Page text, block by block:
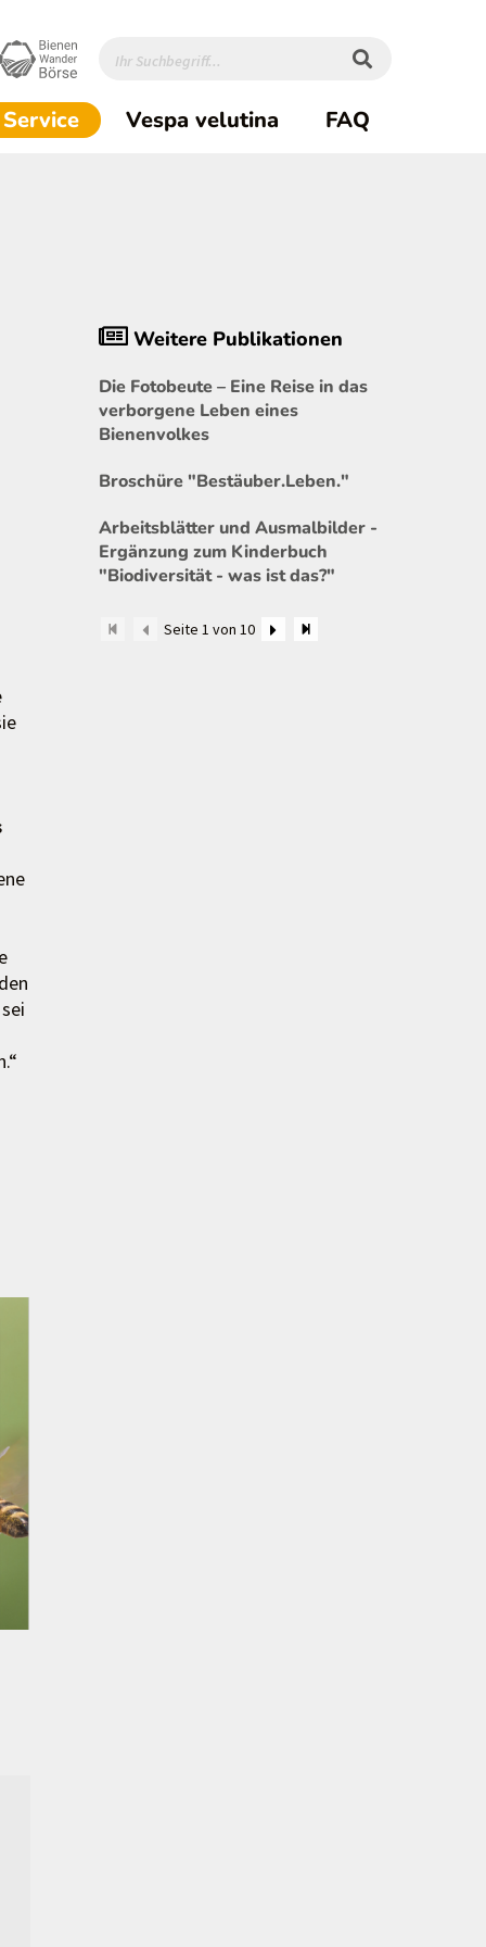
Service(current)1
Vespa velutina FAQ
Weitere Publikationen
Die Fotobeute – Eine Reise in das
verborgene Leben eines
Bienenvolkes
Broschüre "Bestäuber.Leben."
Arbeitsblätter und Ausmalbilder -
Ergänzung zum Kinderbuch
"Biodiversität - was ist das?"
Seite 1 von 10